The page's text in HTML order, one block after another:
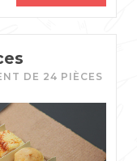
DE 24 PIÈCES